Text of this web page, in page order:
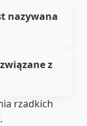
nazywana
z
rzadkich